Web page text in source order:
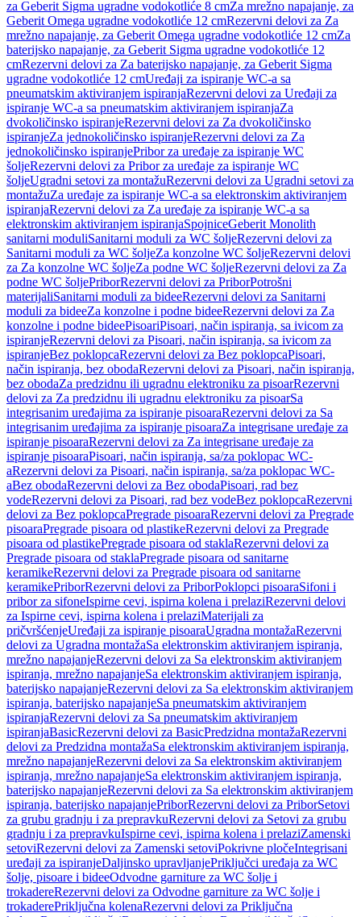
za Geberit Sigma ugradne vodokotliće 8 cmZa mrežno napajanje, za
Geberit Omega ugradne vodokotliće 12 cmRezervni delovi za Za
mrežno napajanje, za Geberit Omega ugradne vodokotliće 12 cmZa
baterijsko napajanje, za Geberit Sigma ugradne vodokotliće 12
cmRezervni delovi za Za baterijsko napajanje, za Geberit Sigma
ugradne vodokotliće 12 cmUređaji za ispiranje WC-a sa
pneumatskim aktiviranjem ispiranjaRezervni delovi za Uređaji za
ispiranje WC-a sa pneumatskim aktiviranjem ispiranjaZa
dvokoličinsko ispiranjeRezervni delovi za Za dvokoličinsko
ispiranjeZa jednokoličinsko ispiranjeRezervni delovi za Za
jednokoličinsko ispiranjePribor za uređaje za ispiranje WC
šoljeRezervni delovi za Pribor za uređaje za ispiranje WC
šoljeUgradni setovi za montažuRezervni delovi za Ugradni setovi za
montažuZa uređaje za ispiranje WC-a sa elektronskim aktiviranjem
ispiranjaRezervni delovi za Za uređaje za ispiranje WC-a sa
elektronskim aktiviranjem ispiranjaSpojniceGeberit Monolith
sanitarni moduliSanitarni moduli za WC šoljeRezervni delovi za
Sanitarni moduli za WC šoljeZa konzolne WC šoljeRezervni delovi
za Za konzolne WC šoljeZa podne WC šoljeRezervni delovi za Za
podne WC šoljePriborRezervni delovi za PriborPotrošni
materijaliSanitarni moduli za bideeRezervni delovi za Sanitarni
moduli za bideeZa konzolne i podne bideeRezervni delovi za Za
konzolne i podne bideePisoariPisoari, način ispiranja, sa ivicom za
ispiranjeRezervni delovi za Pisoari, način ispiranja, sa ivicom za
ispiranjeBez poklopcaRezervni delovi za Bez poklopcaPisoari,
način ispiranja, bez obodaRezervni delovi za Pisoari, način ispiranja,
bez obodaZa predzidnu ili ugradnu elektroniku za pisoarRezervni
delovi za Za predzidnu ili ugradnu elektroniku za pisoarSa
integrisanim uređajima za ispiranje pisoaraRezervni delovi za Sa
integrisanim uređajima za ispiranje pisoaraZa integrisane uređaje za
ispiranje pisoaraRezervni delovi za Za integrisane uređaje za
ispiranje pisoaraPisoari, način ispiranja, sa/za poklopac WC-
aRezervni delovi za Pisoari, način ispiranja, sa/za poklopac WC-
aBez obodaRezervni delovi za Bez obodaPisoari, rad bez
vodeRezervni delovi za Pisoari, rad bez vodeBez poklopcaRezervni
delovi za Bez poklopcaPregrade pisoaraRezervni delovi za Pregrade
pisoaraPregrade pisoara od plastikeRezervni delovi za Pregrade
pisoara od plastikePregrade pisoara od staklaRezervni delovi za
Pregrade pisoara od staklaPregrade pisoara od sanitarne
keramikeRezervni delovi za Pregrade pisoara od sanitarne
keramikePriborRezervni delovi za PriborPoklopci pisoaraSifoni i
pribor za sifoneIspirne cevi, ispirna kolena i prelaziRezervni delovi
za Ispirne cevi, ispirna kolena i prelaziMaterijali za
pričvršćenjeUređaji za ispiranje pisoaraUgradna montažaRezervni
delovi za Ugradna montažaSa elektronskim aktiviranjem ispiranja,
mrežno napajanjeRezervni delovi za Sa elektronskim aktiviranjem
ispiranja, mrežno napajanjeSa elektronskim aktiviranjem ispiranja,
baterijsko napajanjeRezervni delovi za Sa elektronskim aktiviranjem
ispiranja, baterijsko napajanjeSa pneumatskim aktiviranjem
ispiranjaRezervni delovi za Sa pneumatskim aktiviranjem
ispiranjaBasicRezervni delovi za BasicPredzidna montažaRezervni
delovi za Predzidna montažaSa elektronskim aktiviranjem ispiranja,
mrežno napajanjeRezervni delovi za Sa elektronskim aktiviranjem
ispiranja, mrežno napajanjeSa elektronskim aktiviranjem ispiranja,
baterijsko napajanjeRezervni delovi za Sa elektronskim aktiviranjem
ispiranja, baterijsko napajanjePriborRezervni delovi za PriborSetovi
za grubu gradnju i za prepravkuRezervni delovi za Setovi za grubu
gradnju i za prepravkuIspirne cevi, ispirna kolena i prelaziZamenski
setoviRezervni delovi za Zamenski setoviPokrivne pločeIntegrisani
uređaji za ispiranjeDaljinsko upravljanjePriključci uređaja za WC
šolje, pisoare i bideeOdvodne garniture za WC šolje i
trokadereRezervni delovi za Odvodne garniture za WC šolje i
trokaderePriključna kolenaRezervni delovi za Priključna